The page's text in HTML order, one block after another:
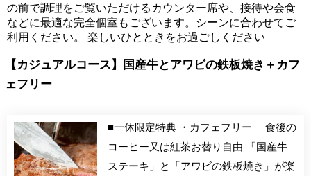
の前で調理をご覧いただけるカウンター席や、接待や会食
などに最適な完全個室もございます。シーンに合わせてご
利用ください。 楽しいひとときをお過ごしください
【カジュアルコース】国産牛とアワビの鉄板焼き＋カフ
ェフリー
■一休限定特典 ・カフェフリー 食後の
コーヒー又は紅茶お替り自由 「国産牛
ステーキ」と「アワビの鉄板焼き」が楽